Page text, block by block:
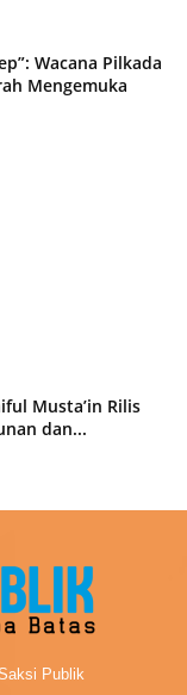
Wacana Pilkada
Mengemuka
Musta’in Rilis
dan...
Publik